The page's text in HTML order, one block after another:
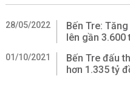
28/05/2022
Bến Tre:
lên gần 3.600
01/10/2021
Bến Tre đấu
hơn 1.335 tỷ